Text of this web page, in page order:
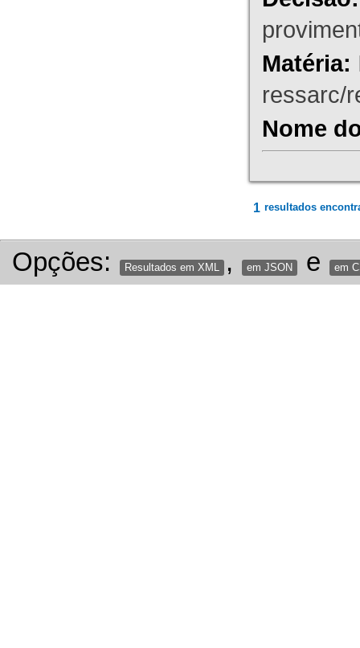
Matéria:
ressarc/
Nome
1 resultados
Opções: Resultados em XML , em JSON e em